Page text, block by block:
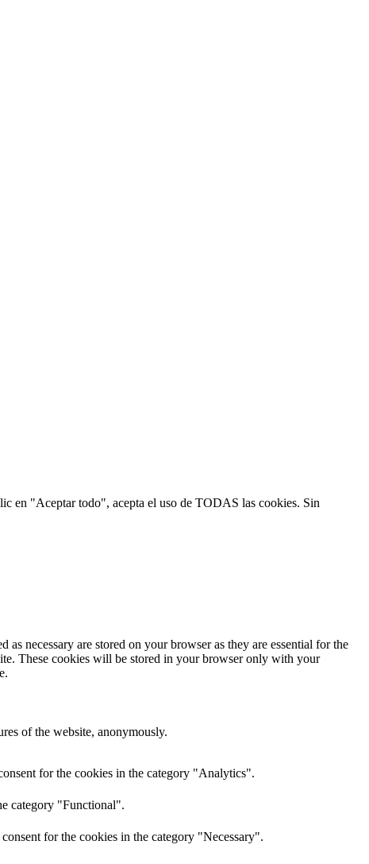
en "Aceptar todo", acepta el uso de TODAS las cookies. Sin
necessary are stored on your browser as they are essential for the
These cookies will be stored in your browser only with your
of the website, anonymously.
for the cookies in the category "Analytics".
category "Functional".
for the cookies in the category "Necessary".